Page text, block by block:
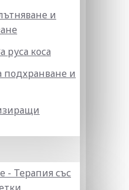
и
руса коса
подхранване и
- Терапия със